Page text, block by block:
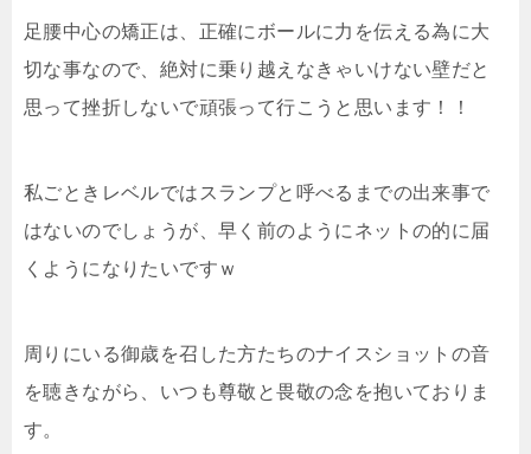
足腰中心の矯正は、正確にボールに力を伝える為に大
切な事なので、絶対に乗り越えなきゃいけない壁だと
思って挫折しないで頑張って行こうと思います！！
私ごときレベルではスランプと呼べるまでの出来事で
はないのでしょうが、早く前のようにネットの的に届
くようになりたいですｗ
周りにいる御歳を召した方たちのナイスショットの音
を聴きながら、いつも尊敬と畏敬の念を抱いておりま
す。